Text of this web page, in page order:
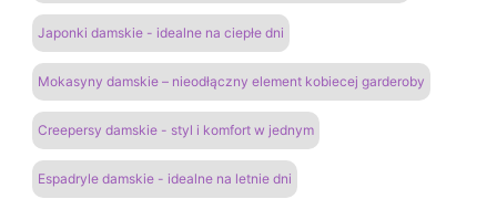
Japonki damskie - idealne na ciepłe dni
Mokasyny damskie – nieodłączny element kobiecej garderoby
Creepersy damskie - styl i komfort w jednym
Espadryle damskie - idealne na letnie dni